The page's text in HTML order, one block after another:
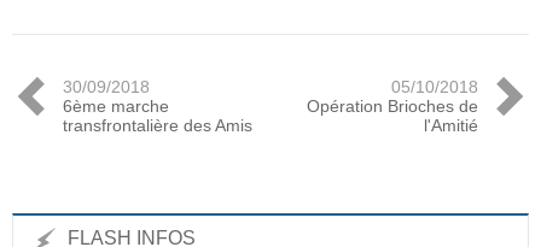
30/09/2018
6ème marche
transfrontalière des Amis
05/10/2018
Opération Brioches de
l'Amitié
FLASH INFOS